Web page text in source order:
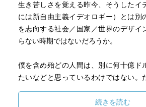
生き苦しさを覚える昨今、そうしたイ
には新自由主義イデオロギー）とは別
を志向する社会／国家／世界のデザイ
らない時期ではないだろうか。
僕を含め殆どの人間は、別に何十億ド
たいなどと思っているわけではない。
る、人間として真当な、ささやかな生
続きを読む